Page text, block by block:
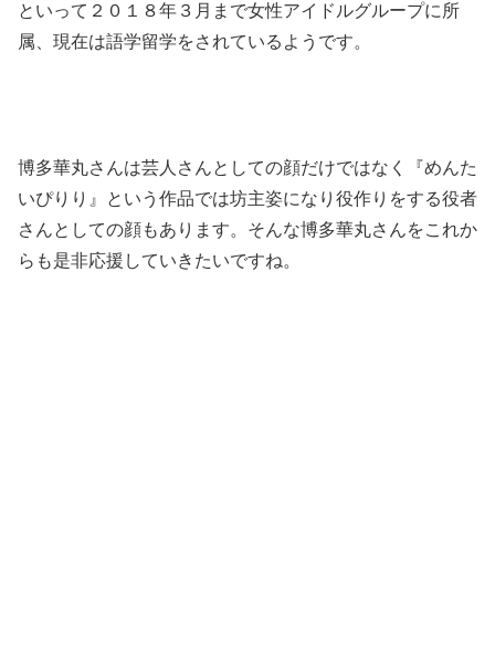
といって２０１８年３月まで女性アイドルグループに所
属、現在は語学留学をされているようです。
博多華丸さんは芸人さんとしての顔だけではなく『めんた
いぴりり』という作品では坊主姿になり役作りをする役者
さんとしての顔もあります。そんな博多華丸さんをこれか
らも是非応援していきたいですね。